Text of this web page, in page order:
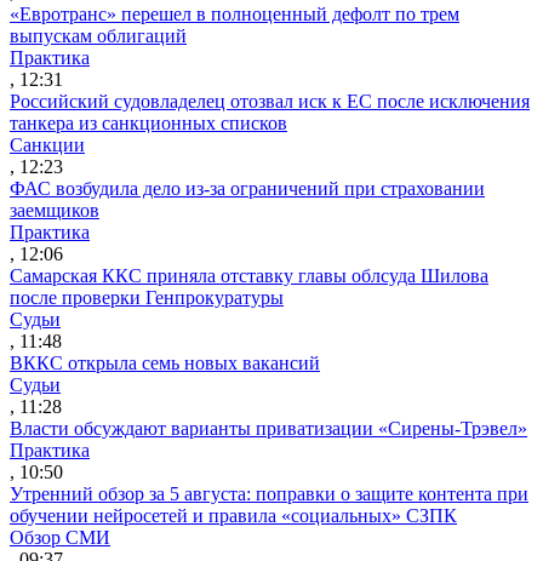
«Евротранс» перешел в полноценный дефолт по трем
выпускам облигаций
Практика
, 12:31
Российский судовладелец отозвал иск к ЕС после исключения
танкера из санкционных списков
Санкции
, 12:23
ФАС возбудила дело из-за ограничений при страховании
заемщиков
Практика
, 12:06
Самарская ККС приняла отставку главы облсуда Шилова
после проверки Генпрокуратуры
Судьи
, 11:48
ВККС открыла семь новых вакансий
Судьи
, 11:28
Власти обсуждают варианты приватизации «Сирены-Трэвел»
Практика
, 10:50
Утренний обзор за 5 августа: поправки о защите контента при
обучении нейросетей и правила «социальных» СЗПК
Обзор СМИ